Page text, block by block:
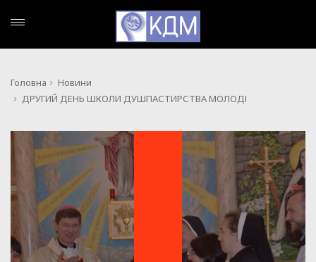
Головна
Новини
ДРУГИЙ ДЕНЬ ШКОЛИ ДУШПАСТИРСТВА МОЛОДІ